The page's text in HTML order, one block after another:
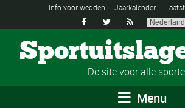
Info voor wedden Jaarkalender
  
De site voor alle
Menu